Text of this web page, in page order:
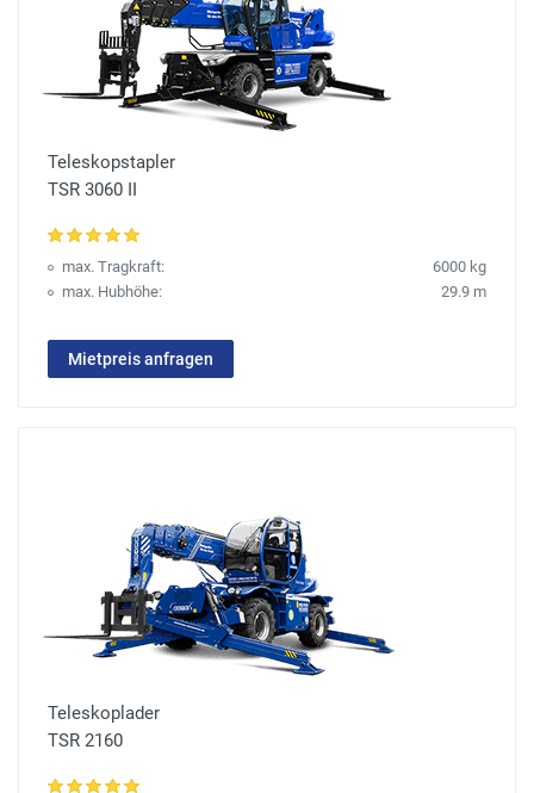
Teleskopstapler
TSR 3060 II
max. Tragkraft:
6000 kg
max. Hubhöhe:
29.9 m
Mietpreis anfragen
Teleskoplader
TSR 2160